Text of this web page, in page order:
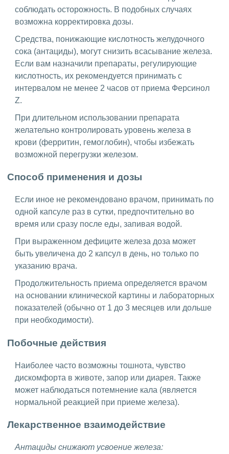
соблюдать осторожность. В подобных случаях
возможна корректировка дозы.
Средства, понижающие кислотность желудочного
сока (антациды), могут снизить всасывание железа.
Если вам назначили препараты, регулирующие
кислотность, их рекомендуется принимать с
интервалом не менее 2 часов от приема Ферсинол
Z.
При длительном использовании препарата
желательно контролировать уровень железа в
крови (ферритин, гемоглобин), чтобы избежать
возможной перегрузки железом.
Способ применения и дозы
Если иное не рекомендовано врачом, принимать по
одной капсуле раз в сутки, предпочтительно во
время или сразу после еды, запивая водой.
При выраженном дефиците железа доза может
быть увеличена до 2 капсул в день, но только по
указанию врача.
Продолжительность приема определяется врачом
на основании клинической картины и лабораторных
показателей (обычно от 1 до 3 месяцев или дольше
при необходимости).
Побочные действия
Наиболее часто возможны тошнота, чувство
дискомфорта в животе, запор или диарея. Также
может наблюдаться потемнение кала (является
нормальной реакцией при приеме железа).
Лекарственное взаимодействие
Антациды снижают усвоение железа: